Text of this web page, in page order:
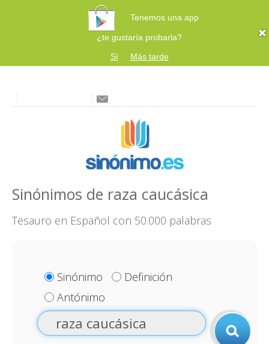
Tenemos una app
¿te gustaría probarla?
Sí
Más tarde
Sinónimos de raza caucásica
Tesauro en Español con 50.000 palabras
Sinónimo
Definición
Antónimo